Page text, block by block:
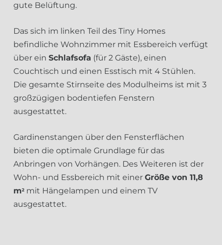
gute Belüftung.
Das sich im linken Teil des Tiny Homes
befindliche Wohnzimmer mit Essbereich verfügt
über ein Schlafsofa (für 2 Gäste), einen
Couchtisch und einen Esstisch mit 4 Stühlen.
Die gesamte Stirnseite des Modulheims ist mit 3
großzügigen bodentiefen Fenstern
ausgestattet.
Gardinenstangen über den Fensterflächen
bieten die optimale Grundlage für das
Anbringen von Vorhängen. Des Weiteren ist der
Wohn- und Essbereich mit einer Größe von 11,8
m2 mit Hängelampen und einem TV
ausgestattet.